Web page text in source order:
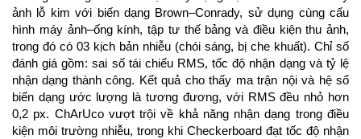
ảnh lỗ kim với biến dạng Brown–Conrady, sử dụng cùng cấu
hình máy ảnh–ống kính, tập tư thế bảng và điều kiện thu ảnh,
trong đó có 03 kịch bản nhiễu (chói sáng, bị che khuất). Chỉ số
đánh giá gồm: sai số tái chiếu RMS, tốc độ nhận dạng và tỷ lệ
nhận dạng thành công. Kết quả cho thấy ma trận nội và hệ số
biến dạng ước lượng là tương đương, với RMS đều nhỏ hơn
0,2 px. ChArUco vượt trội về khả năng nhận dạng trong điều
kiện môi trường nhiễu, trong khi Checkerboard đạt tốc độ nhận